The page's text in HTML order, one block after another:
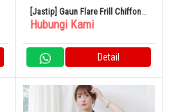
[Jastip] Gaun Flare Frill Chiffon
Girly Prancis Baru Leher Halter
Hubungi Kami
Detail